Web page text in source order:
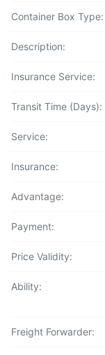
Container Box Type:
Description:
Insurance Service:
Transit Time (Days):
Service:
Insurance:
Advantage:
Payment:
Price Validity:
Ability:
Freight Forwarder: